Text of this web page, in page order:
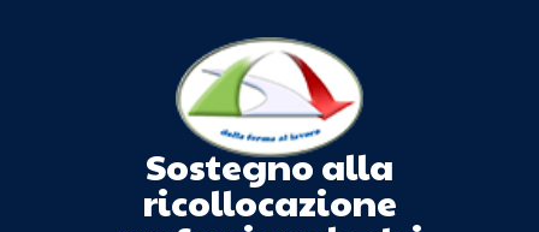
Sostegno alla
ricollocazione